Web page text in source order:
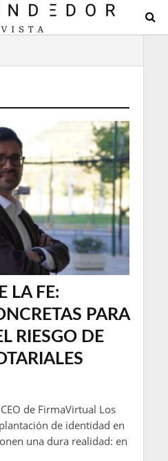
LA FE:
PARA
RIESGO DE
de FirmaVirtual Los
de identidad en
una dura realidad: en